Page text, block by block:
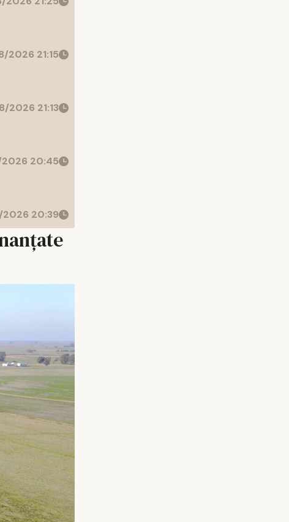
2026 21:15
2026 21:13
20:45
20:39